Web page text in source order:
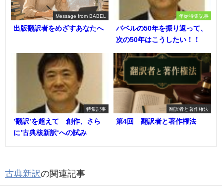
Message from BABEL
出版翻訳者をめざすあなたへ
年始特集記事
バベルの50年を振り返って、
次の50年はこうしたい！！
特集記事
’翻訳’を超えて 創作、さら
に’古典核新訳‘への試み
翻訳者と著作権法
第4回 翻訳者と著作権法
古典新訳の関連記事